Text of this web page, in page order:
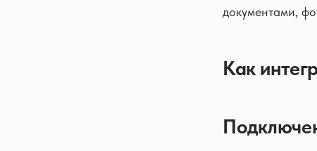
документами,
Как